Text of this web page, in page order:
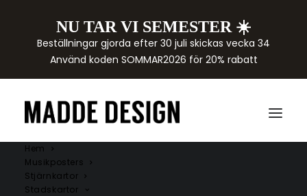
NU TAR VI SEMESTER ☀️
Beställningar gjorda efter 30 juli skickas vecka 34
Använd koden SOMMAR2026 för 20% rabatt
Hem
Musikposters
Stjärnkartor
Stadskartor